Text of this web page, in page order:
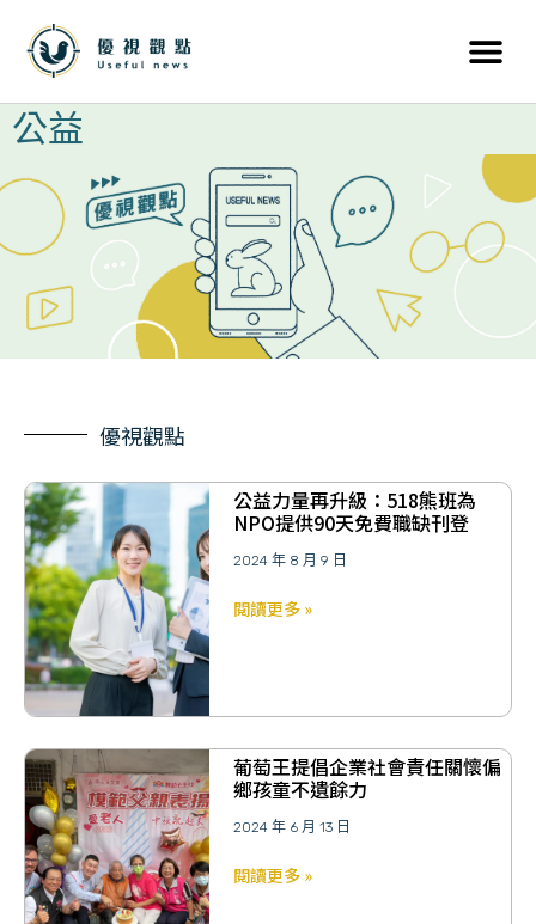
公益
優視觀點
公益力量再升級：518熊班為
NPO提供90天免費職缺刊登
2024 年 8 月 9 日
閱讀更多 »
葡萄王提倡企業社會責任關懷偏
鄉孩童不遺餘力
2024 年 6 月 13 日
閱讀更多 »